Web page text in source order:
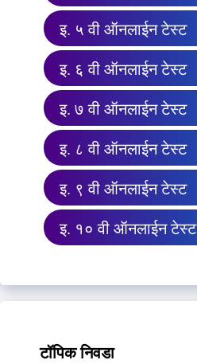
इ. ५ वी ऑनलाईन टेस्ट
इ. ६ वी ऑनलाईन टेस्ट
इ. ७ वी ऑनलाईन टेस्ट
इ. ८ वी ऑनलाईन टेस्ट
इ. ९ वी ऑनलाईन टेस्ट
इ. १० वी ऑनलाईन टेस्ट
टॉपिक निवडा